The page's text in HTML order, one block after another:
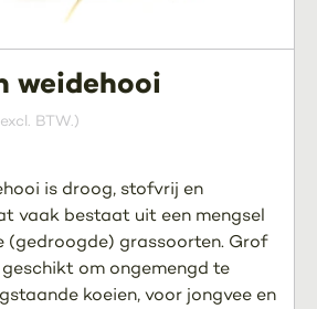
weidehooi
BTW.)
is droog, stofvrij en
vaak bestaat uit een mengsel
(gedroogde) grassoorten. Grof
om ongemengd te
koeien, voor jongvee en